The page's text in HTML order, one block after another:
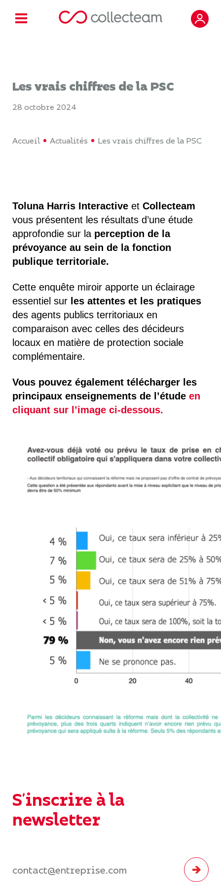
Les vrais chiffres de la PSC
28 octobre 2024
Accueil Actualités Les vrais chiffres de la PSC
Toluna Harris Interactive et Collecteam
vous présentent les résultats d’une étude
approfondie sur la perception de la
prévoyance au sein de la fonction
publique territoriale.
Cette enquête miroir apporte un éclairage
essentiel sur les attentes et les pratiques
des agents publics territoriaux en
comparaison avec celles des décideurs
locaux en matière de protection sociale
complémentaire.
Vous pouvez également télécharger les
principaux enseignements de l’étude en
cliquant sur l’image ci-dessous.
S'inscrire à la
newsletter